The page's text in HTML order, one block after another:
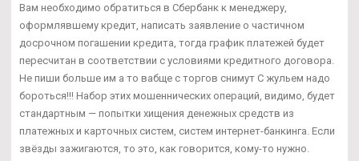
Вам необходимо обратиться в Сбербанк к менеджеру,
оформлявшему кредит, написать заявление о частичном
досрочном погашении кредита, тогда график платежей будет
пересчитан в соответствии с условиями кредитного договора.
Не пиши больше им а то вабще с торгов снимут С жульем надо
бороться!!! Набор этих мошеннических операций, видимо, будет
стандартным — попытки хищения денежных средств из
платежных и карточных систем, систем интернет-банкинга. Если
звёзды зажигаются, то это, как говорится, кому-то нужно.